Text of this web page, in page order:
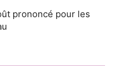
prononcé pour les